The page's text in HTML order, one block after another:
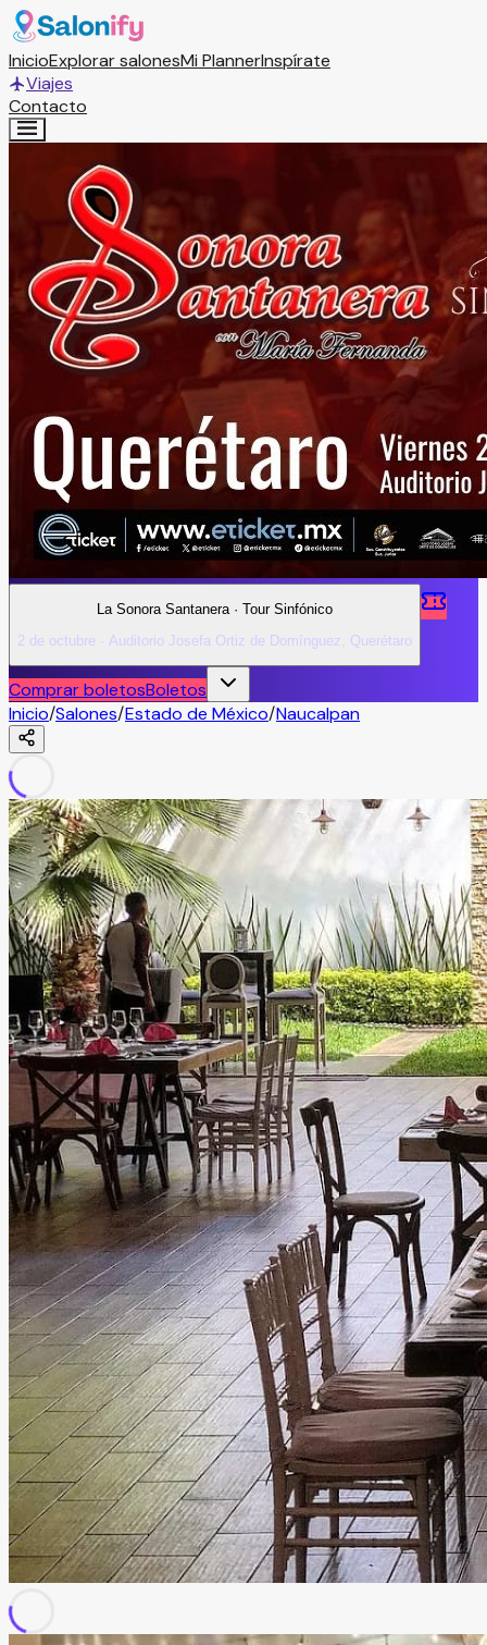
InicioExplorar salonesMi PlannerInspírate
Viajes
Contacto
La Sonora Santanera · Tour Sinfónico
2 de octubre · Auditorio Josefa Ortiz de Domínguez, Querétaro
Comprar boletosBoletos
Inicio/Salones/Estado de México/Naucalpan